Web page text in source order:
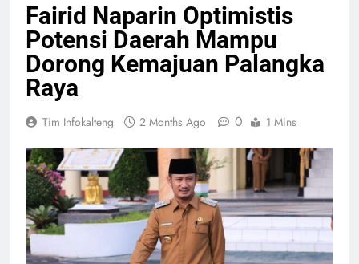
Fairid Naparin Optimistis
Potensi Daerah Mampu
Dorong Kemajuan Palangka
Raya
Tim Infokalteng 2 Months Ago 0 1 Mins